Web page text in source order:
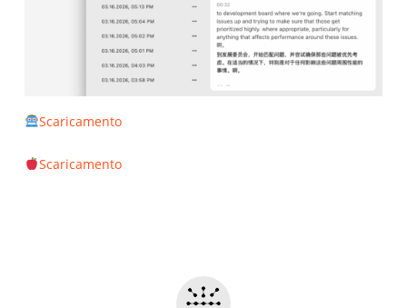
Scaricamento
Scaricamento